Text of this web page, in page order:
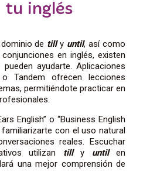
tu inglés
de till y until, así como
en inglés, existen
ayudarte. Aplicaciones
Tandem ofrecen lecciones
permitiéndote practicar en
English” o “Business English
con el uso natural
reales. Escuchar
utilizan
till y untilen
una mejor comprensión de